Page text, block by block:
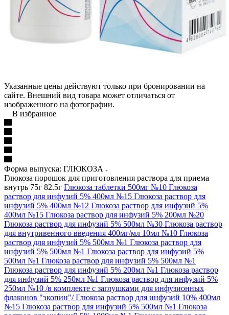
Указанные цены действуют только при бронировании на
сайте. Внешний вид товара может отличаться от
изображенного на фотографии.
В избранное
Форма выпуска: ГЛЮКОЗА
Глюкоза порошок для приготовления раствора для приема
внутрь 75г 82.5г Глюкоза таблетки 500мг №10 Глюкоза
раствор для инфузий 5% 400мл №15 Глюкоза раствор для
инфузий 5% 400мл №12 Глюкоза раствор для инфузий 5%
400мл №15 Глюкоза раствор для инфузий 5% 200мл №20
Глюкоза раствор для инфузий 5% 500мл №30 Глюкоза раствор
для внутривенного введения 400мг/мл 10мл №10 Глюкоза
раствор для инфузий 5% 500мл №1 Глюкоза раствор для
инфузий 5% 500мл №1 Глюкоза раствор для инфузий 5%
500мл №1 Глюкоза раствор для инфузий 5% 500мл №1
Глюкоза раствор для инфузий 5% 200мл №1 Глюкоза раствор
для инфузий 5% 250мл №1 Глюкоза раствор для инфузий 5%
250мл №10 /в комплекте с заглушками для инфузионных
флаконов "экопин"/ Глюкоза раствор для инфузий 10% 400мл
№15 Глюкоза раствор для инфузий 5% 500мл №1 Глюкоза